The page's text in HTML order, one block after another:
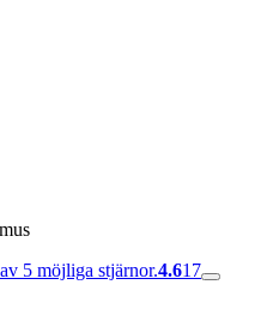
5 möjliga stjärnor.4.617